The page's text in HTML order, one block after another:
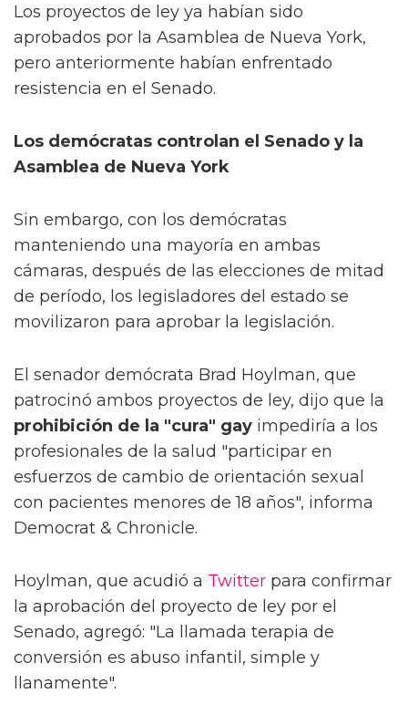
Los proyectos de ley ya habían sido
aprobados por la Asamblea de Nueva York,
pero anteriormente habían enfrentado
resistencia en el Senado.
Los demócratas controlan el Senado y la
Asamblea de Nueva York
Sin embargo, con los demócratas
manteniendo una mayoría en ambas
cámaras, después de las elecciones de mitad
de período, los legisladores del estado se
movilizaron para aprobar la legislación.
El senador demócrata Brad Hoylman, que
patrocinó ambos proyectos de ley, dijo que la
prohibición de la "cura" gay impediría a los
profesionales de la salud "participar en
esfuerzos de cambio de orientación sexual
con pacientes menores de 18 años", informa
Democrat & Chronicle.
Hoylman, que acudió a Twitter para confirmar
la aprobación del proyecto de ley por el
Senado, agregó: "La llamada terapia de
conversión es abuso infantil, simple y
llanamente".